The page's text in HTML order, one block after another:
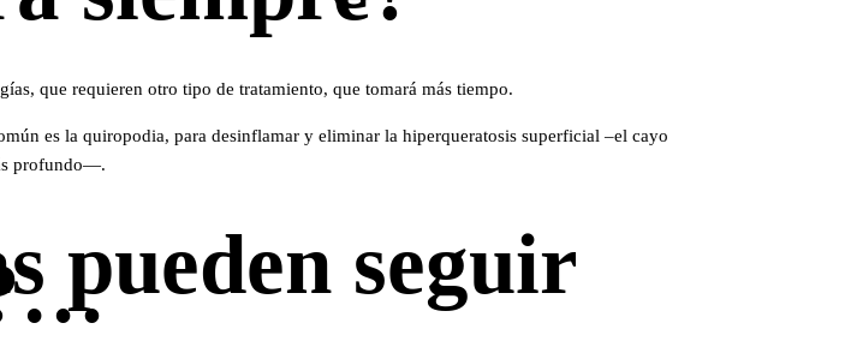
que requieren otro tipo de tratamiento, que tomará más tiempo.
es la quiropodia, para desinflamar y eliminar la hiperqueratosis superficial –el cayo
profundo—.
pueden seguir